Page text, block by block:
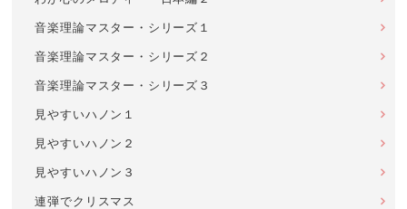
音楽理論マスター・シリーズ１
音楽理論マスター・シリーズ２
音楽理論マスター・シリーズ３
見やすいハノン１
見やすいハノン２
見やすいハノン３
連弾でクリスマス